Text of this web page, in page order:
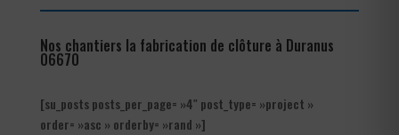
Nos chantiers la fabrication de clôture à Duranus
06670
[su_posts posts_per_page= »4″ post_type= »project »
order= »asc » orderby= »rand »]